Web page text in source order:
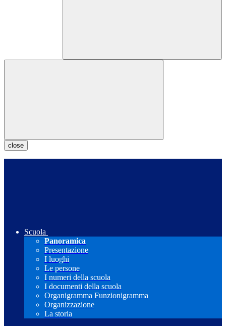
close
Scuola
Panoramica
Presentazione
I luoghi
Le persone
I numeri della scuola
I documenti della scuola
Organigramma Funzionigramma
Organizzazione
La storia